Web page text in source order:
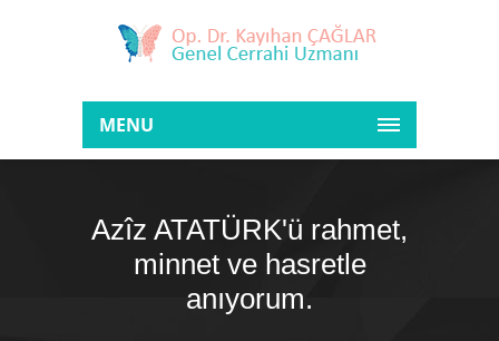
MENU
Azîz ATATÜRK'ü rahmet,
minnet ve hasretle
anıyorum.